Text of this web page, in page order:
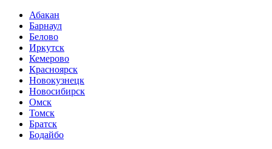
Абакан
Барнаул
Белово
Иркутск
Кемерово
Красноярск
Новокузнецк
Новосибирск
Омск
Томск
Братск
Бодайбо